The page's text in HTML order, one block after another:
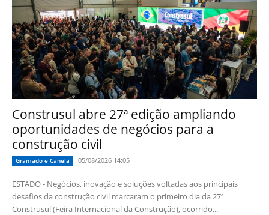
Construsul abre 27ª edição ampliando
oportunidades de negócios para a
construção civil
Gramado e Canela 05/08/2026 14:05
ESTADO - Negócios, inovação e soluções voltadas aos principais
desafios da construção civil marcaram o primeiro dia da 27ª
Construsul (Feira Internacional da Construção), ocorrido...